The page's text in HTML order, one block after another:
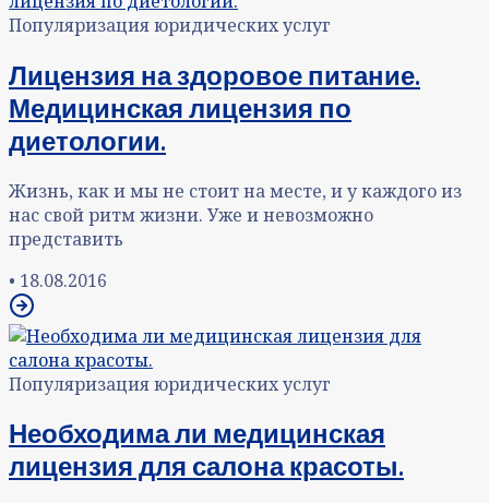
Популяризация юридических услуг
Лицензия на здоровое питание.
Медицинская лицензия по
диетологии.
Жизнь, как и мы не стоит на месте, и у каждого из
нас свой ритм жизни. Уже и невозможно
представить
• 18.08.2016
Популяризация юридических услуг
Необходима ли медицинская
лицензия для салона красоты.